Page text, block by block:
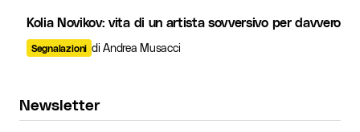
Kolia Novikov: vita di un artista sovversivo per davvero
Segnalazioni di Andrea Musacci
Newsletter